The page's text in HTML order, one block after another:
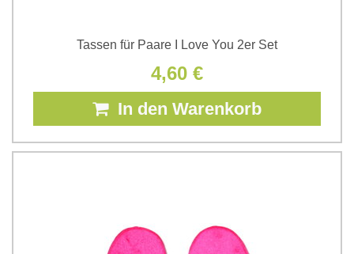
Tassen für Paare I Love You 2er Set
4,60 €
In den Warenkorb